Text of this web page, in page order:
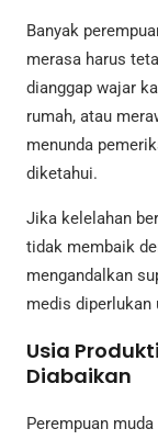
Banyak
merasa harus
dianggap wajar
rumah, atau
menunda
diketahui.
Jika kelelahan
tidak membaik
mengandalkan
medis diperlukan
Usia
Diabaikan
Perempuan